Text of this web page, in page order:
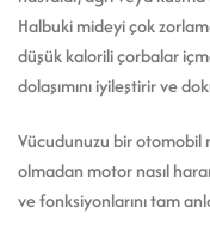
Halbuki mideyi çok
düşük kalorili çorbalar
dolaşımını iyileştirir ve
Vücudunuzu bir otomobil
olmadan motor nasıl
ve fonksiyonlarını tam